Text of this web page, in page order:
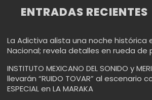
ENTRADAS RECIENTES
La Adictiva alista una noche histórica
Nacional; revela detalles en rueda de
INSTITUTO MEXICANO DEL SONIDO y
llevarán “RUIDO TOVAR” al escenario
ESPECIAL en LA MARAKA